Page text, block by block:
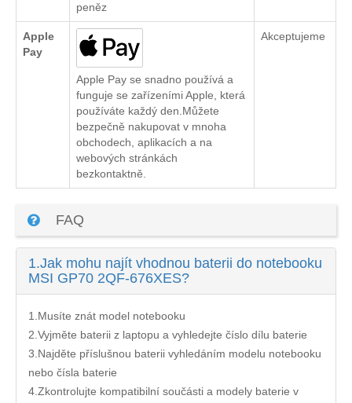
peněz
Apple
Pay
Apple Pay se snadno používá a
funguje se zařízeními Apple, která
používáte každý den.Můžete
bezpečně nakupovat v mnoha
obchodech, aplikacích a na
webových stránkách
bezkontaktně.
Akceptujeme
FAQ
1.Jak mohu najít vhodnou baterii do notebooku
MSI GP70 2QF-676XES?
1.Musíte znát model notebooku
2.Vyjměte baterii z laptopu a vyhledejte číslo dílu baterie
3.Najděte příslušnou baterii vyhledáním modelu notebooku
nebo čísla baterie
4.Zkontrolujte kompatibilní součásti a modely baterie v